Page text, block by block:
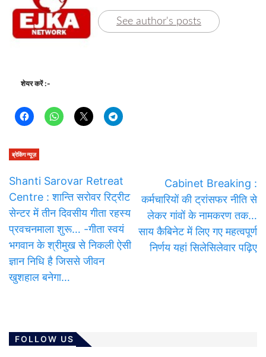
See author's posts
शेयर करें :-
ब्रेकिंग न्यूज़
Shanti Sarovar Retreat
Centre : शान्ति सरोवर रिट्रीट
सेन्टर में तीन दिवसीय गीता रहस्य
प्रवचनमाला शुरू… -गीता स्वयं
भगवान के श्रीमुख से निकली ऐसी
ज्ञान निधि है जिससे जीवन
खुशहाल बनेगा…
Cabinet Breaking :
कर्मचारियों की ट्रांसफर नीति से
लेकर गांवों के नामकरण तक…
साय कैबिनेट में लिए गए महत्वपूर्ण
निर्णय यहां सिलेसिलेवार पढ़िए
FOLLOW US